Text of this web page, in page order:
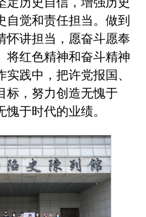
自觉和责任担当。做到
怀讲担当，愿奋斗愿奉
将红色精神和奋斗精神
践中，把许党报国、
标，努力创造无愧于
于时代的业绩。